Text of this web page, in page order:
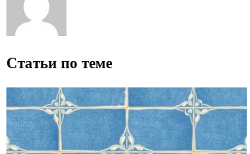
Статьи по теме